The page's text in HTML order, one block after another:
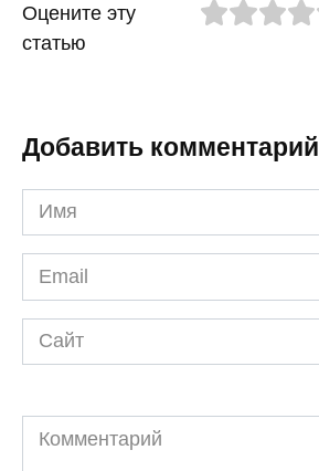
Оцените эту
статью
Добавить комментарий
Имя
*
Email
*
Сайт
Комментарий